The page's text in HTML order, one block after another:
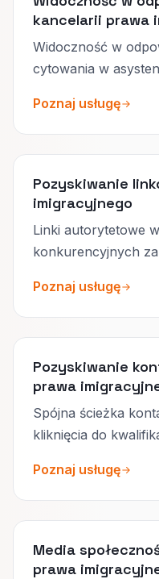
kancelarii prawa
Widoczność w
cytowania w
Poznaj usługę
Pozyskiwanie
imigracyjnego
Linki autorytetowe
konkurencyjnych
Poznaj usługę
Pozyskiwanie
prawa
Spójna ścieżka
kliknięcia do
Poznaj usługę
Media
prawa